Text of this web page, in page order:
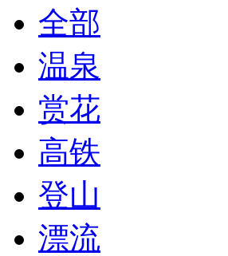
全部
温泉
赏花
高铁
登山
漂流